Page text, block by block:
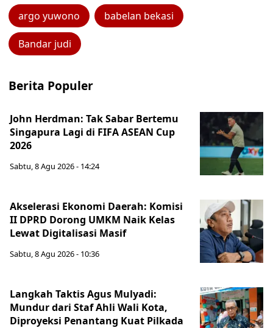
argo yuwono babelan bekasi
Bandar judi
Berita Populer
John Herdman: Tak Sabar Bertemu
Singapura Lagi di FIFA ASEAN Cup
2026
Sabtu, 8 Agu 2026 - 14:24
Akselerasi Ekonomi Daerah: Komisi
II DPRD Dorong UMKM Naik Kelas
Lewat Digitalisasi Masif
Sabtu, 8 Agu 2026 - 10:36
Langkah Taktis Agus Mulyadi:
Mundur dari Staf Ahli Wali Kota,
Diproyeksi Penantang Kuat Pilkada